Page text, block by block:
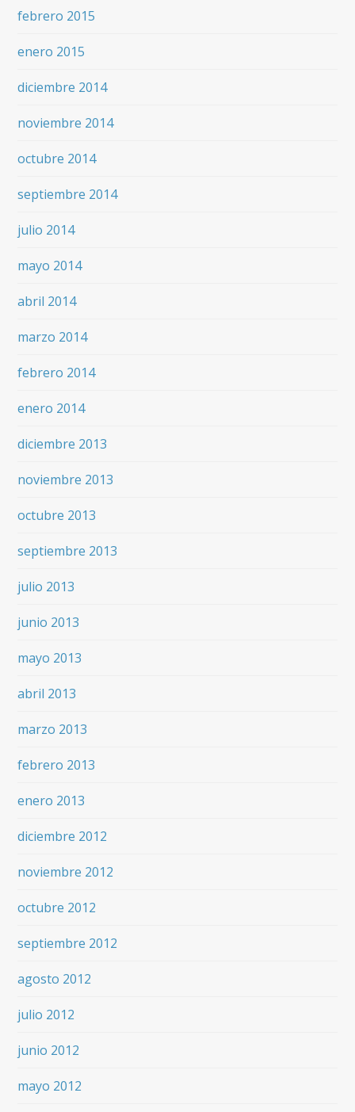
febrero 2015
enero 2015
diciembre 2014
noviembre 2014
octubre 2014
septiembre 2014
julio 2014
mayo 2014
abril 2014
marzo 2014
febrero 2014
enero 2014
diciembre 2013
noviembre 2013
octubre 2013
septiembre 2013
julio 2013
junio 2013
mayo 2013
abril 2013
marzo 2013
febrero 2013
enero 2013
diciembre 2012
noviembre 2012
octubre 2012
septiembre 2012
agosto 2012
julio 2012
junio 2012
mayo 2012